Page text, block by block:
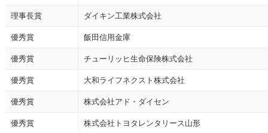
理事長賞 ダイキン工業株式会社
優秀賞 飯田信用金庫
優秀賞 チューリッヒ生命保険株式会社
優秀賞 大和ライフネクスト株式会社
優秀賞 株式会社アド・ダイセン
優秀賞 株式会社トヨタレンタリース山形